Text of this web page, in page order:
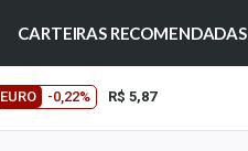
CARTEIRAS RECOMENDADAS
EURO -0,22% R$ 5,87